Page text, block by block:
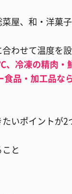
屋、和・洋菓
わせて温度を
冷凍の精肉
品・加工品な
いポイントが2
と